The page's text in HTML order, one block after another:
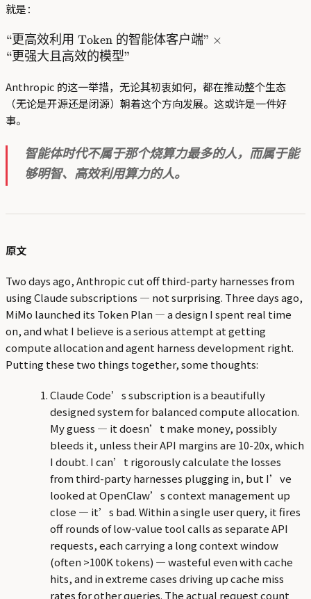
就是：
\text{“更
高效利用
智能体客
户端”}
\times
\text{“更
效的模
型”}
“更高效利用 Token 的智能体客户端” ×
“更强大且高效的模型”
Anthropic 的这一举措，无论其初衷如何，都在推动整个生态
（无论是开源还是闭源）朝着这个方向发展。这或许是一件好
事。
智能体时代不属于那个烧算力最多的人，而属于能
够明智、高效利用算力的人。
原文
Two days ago, Anthropic cut off third-party harnesses from
using Claude subscriptions — not surprising. Three days ago,
MiMo launched its Token Plan — a design I spent real time
on, and what I believe is a serious attempt at getting
compute allocation and agent harness development right.
Putting these two things together, some thoughts:
Claude Code’s subscription is a beautifully
designed system for balanced compute allocation.
My guess — it doesn’t make money, possibly
bleeds it, unless their API margins are 10-20x, which
I doubt. I can’t rigorously calculate the losses
from third-party harnesses plugging in, but I’ve
looked at OpenClaw’s context management up
close — it’s bad. Within a single user query, it fires
off rounds of low-value tool calls as separate API
requests, each carrying a long context window
(often >100K tokens) — wasteful even with cache
hits, and in extreme cases driving up cache miss
rates for other queries. The actual request count